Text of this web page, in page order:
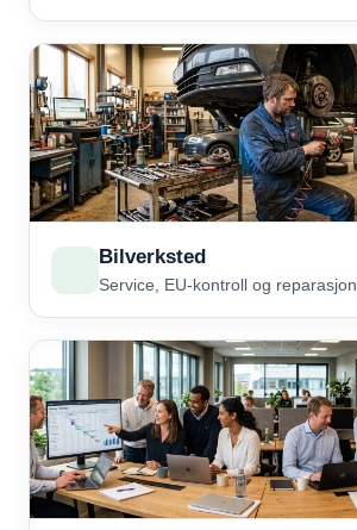
Bilverksted
Service, EU-kontroll og reparasjon